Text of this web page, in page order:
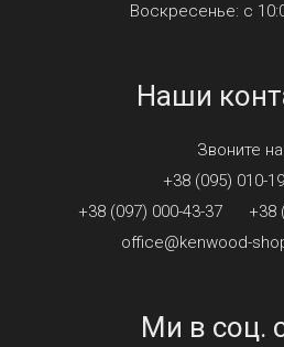
Воскресенье: с
Наши
Звоните
+38 (095) 010-
+38 (097) 000-43-37
+38
office@kenwood-
Ми в соц.